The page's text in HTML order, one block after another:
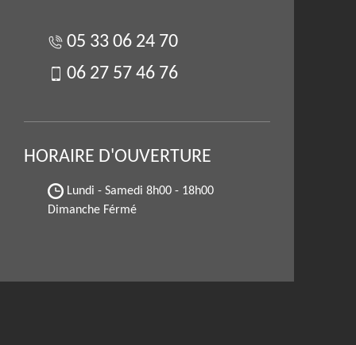
05 33 06 24 70
06 27 57 46 76
HORAIRE D'OUVERTURE
Lundi - Samedi 8h00 - 18h00
Dimanche Férmé